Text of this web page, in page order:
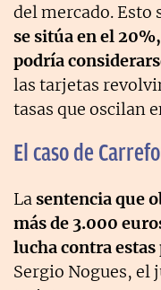
del mercado. Esto
se sitúa en el
podría
las tarjetas
tasas que oscilan
El caso de
Lasentencia que
más de 3.000
lucha contra estas
Sergio Nogues, el